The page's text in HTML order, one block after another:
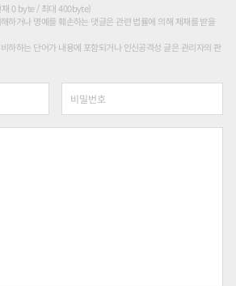
재 0 byte / 최대 400byte)
하거나 명예를 훼손하는 댓글은 관련 법률에 의해 제재를 받을
하하는 단어가 내용에 포함되거나 인신공격성 글은 관리자의 판